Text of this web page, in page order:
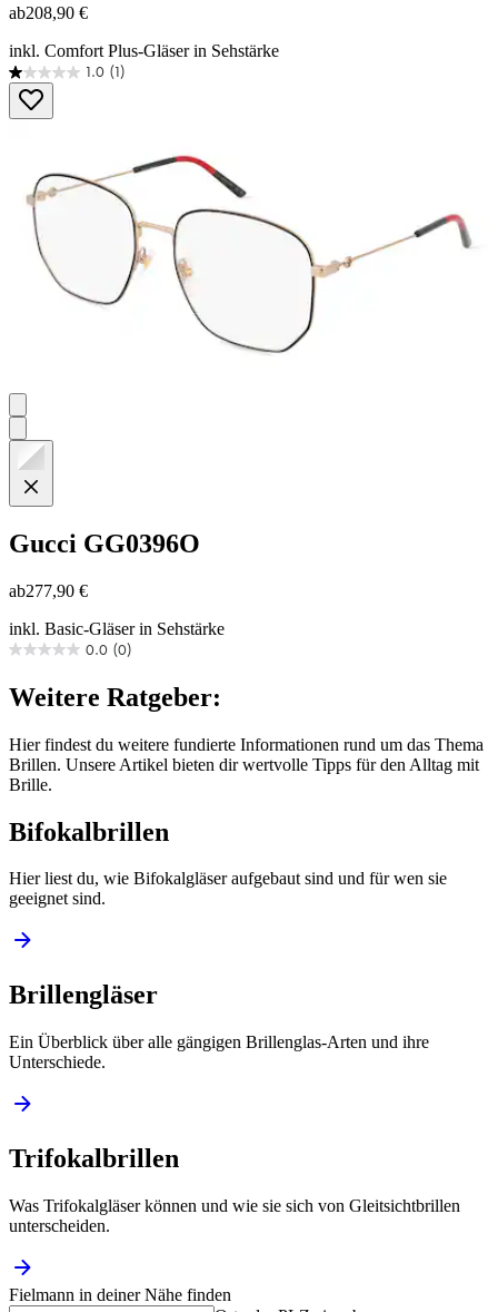
ab208,90 €
inkl. Comfort Plus-Gläser in Sehstärke
1.0 (1)
1.0
von
5
Bewertung
Gucci GG0396O
ab277,90 €
inkl. Basic-Gläser in Sehstärke
0.0 (0)
0.0
5
Weitere Ratgeber:
Hier findest du weitere fundierte Informationen rund um das Thema
Brillen. Unsere Artikel bieten dir wertvolle Tipps für den Alltag mit
Brille.
Bifokalbrillen
Hier liest du, wie Bifokalgläser aufgebaut sind und für wen sie
geeignet sind.
Brillengläser
Ein Überblick über alle gängigen Brillenglas-Arten und ihre
Unterschiede.
Trifokalbrillen
Was Trifokalgläser können und wie sie sich von Gleitsichtbrillen
unterscheiden.
Fielmann in deiner Nähe finden